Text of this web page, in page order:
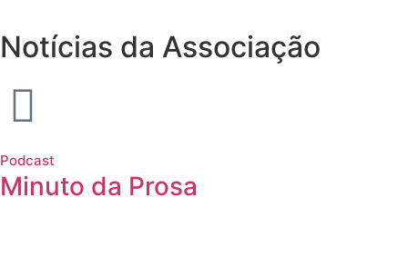
Notícias da Associação
Podcast
Minuto da Prosa